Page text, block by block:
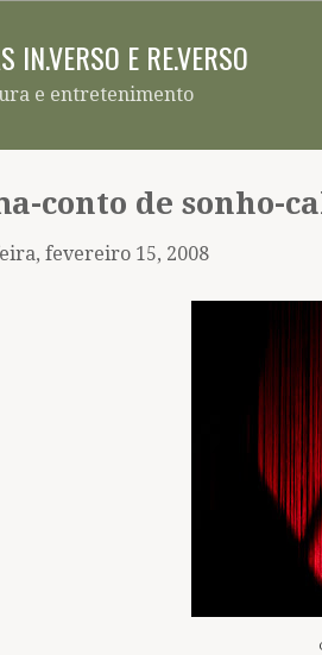
IN.VERSO E RE.VERSO
e entretenimento
conto de sonho-
fevereiro 15, 2008